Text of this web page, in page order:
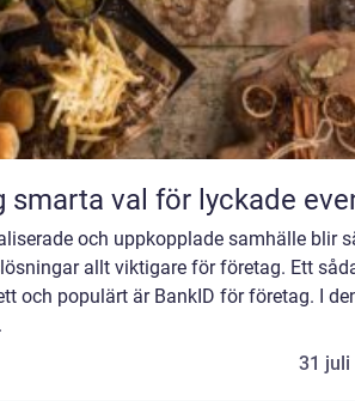
Catering göteborg smarta val för lyckade
och uppkopplade samhälle blir
allt viktigare för företag. Ett
och populärt är BankID för företag. I
31 juli